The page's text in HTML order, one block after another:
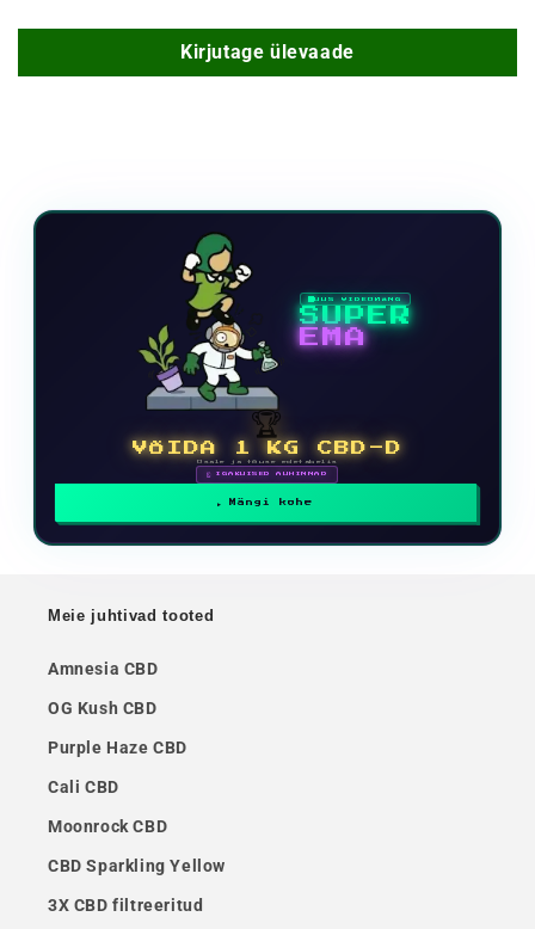
Kirjutage ülevaade
UUS VIDEOMÄNG
SUPER
EMA
🏆
VÕIDA 1 KG CBD-D
Osale ja tõuse edetabelis
🗓 IGAKUISED AUHINNAD
Mängi kohe
Meie juhtivad tooted
Amnesia CBD
OG Kush CBD
Purple Haze CBD
Cali CBD
Moonrock CBD
CBD Sparkling Yellow
3X CBD filtreeritud